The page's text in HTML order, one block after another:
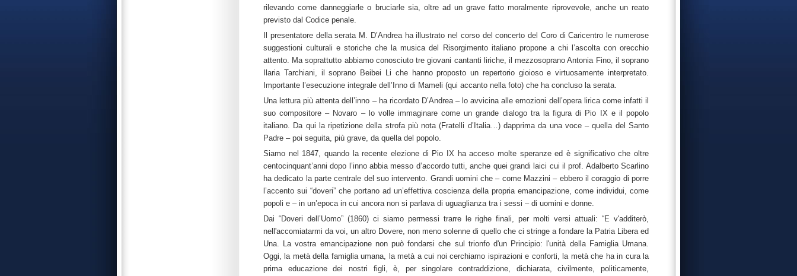
rilevando come danneggiarle o bruciarle sia, oltre ad un grave fatto moralmente riprovevole, anche un reato
previsto dal Codice penale.
Il presentatore della serata M. D’Andrea ha illustrato nel corso del concerto del Coro di Caricentro le numerose
suggestioni culturali e storiche che la musica del Risorgimento italiano propone a chi l’ascolta con orecchio
attento. Ma soprattutto abbiamo conosciuto tre giovani cantanti liriche, il mezzosoprano Antonia Fino, il soprano
Ilaria Tarchiani, il soprano Beibei Li che hanno proposto un repertorio gioioso e virtuosamente interpretato.
Importante l’esecuzione integrale dell’Inno di Mameli (qui accanto nella foto) che ha concluso la serata.
Una lettura più attenta dell’inno – ha ricordato D’Andrea – lo avvicina alle emozioni dell’opera lirica come infatti il
suo compositore – Novaro – lo volle immaginare come un grande dialogo tra la figura di Pio IX e il popolo
italiano. Da qui la ripetizione della strofa più nota (Fratelli d’Italia…) dapprima da una voce – quella del Santo
Padre – poi seguita, più grave, da quella del popolo.
Siamo nel 1847, quando la recente elezione di Pio IX ha acceso molte speranze ed è significativo che oltre
centocinquant’anni dopo l’inno abbia messo d’accordo tutti, anche quei grandi laici cui il prof. Adalberto Scarlino
ha dedicato la parte centrale del suo intervento. Grandi uomini che – come Mazzini – ebbero il coraggio di porre
l’accento sui “doveri” che portano ad un’effettiva coscienza della propria emancipazione, come individui, come
popoli e – in un’epoca in cui ancora non si parlava di uguaglianza tra i sessi – di uomini e donne.
Dai “Doveri dell’Uomo” (1860) ci siamo permessi trarre le righe finali, per molti versi attuali: “E v'additerò,
nell'accomiatarmi da voi, un altro Dovere, non meno solenne di quello che ci stringe a fondare la Patria Libera ed
Una. La vostra emancipazione non può fondarsi che sul trionfo d'un Principio: l'unità della Famiglia Umana.
Oggi, la metà della famiglia umana, la metà a cui noi cerchiamo ispirazioni e conforti, la metà che ha in cura la
prima educazione dei nostri figli, è, per singolare contraddizione, dichiarata, civilmente, politicamente,